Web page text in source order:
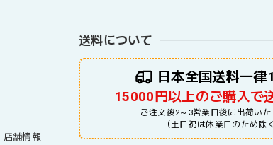
店舗情報
送料について
日本全国送料一律
15000円以上のご購入で
ご注文後2～3営業日後に出荷いた
（土日祝は休業日のため除く